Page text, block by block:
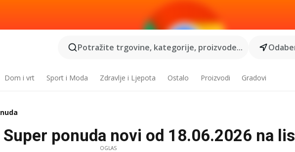
Potražite trgovine, kategorije, proizvode...
Dom i vrt Sport i Moda Zdravlje i Ljepota Ostalo Proizvodi Gradovi
ponuda novi od 18.06.2026 na
OGLAS